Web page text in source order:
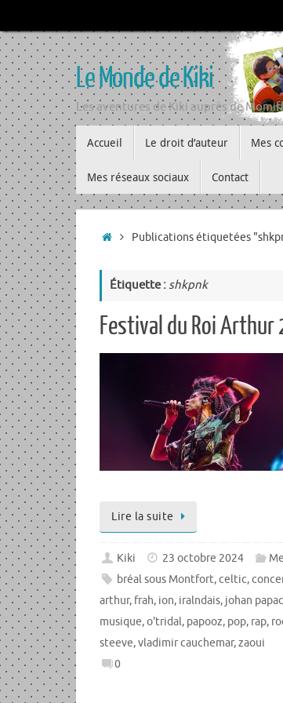
au
contenu
Le Monde de Kiki
Les aventures de Kiki auprès de
au
contenu
Accueil Le droit d’auteur Mes
Mes réseaux sociaux Contact
Accueil
Publications étiquetées
Étiquette :shkpnk
Festival du Roi
Lire la suite
Kiki 23 octobre 2024
bréal sous Montfort,celtic,
arthur, frah, ion, iralndais, johan
musique,o'tridal, papooz, pop, rap,
steeve,vladimir cauchemar,zaoui
0